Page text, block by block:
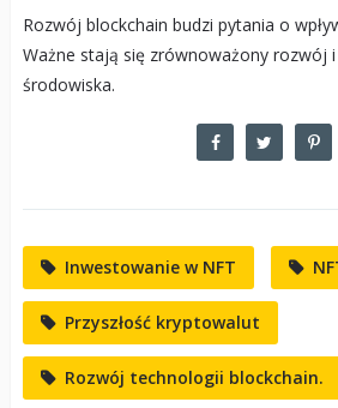
Rozwój blockchain budzi pytania o
Ważne stają się zrównoważony rozwój
środowiska.
Inwestowanie w NFT
Przyszłość kryptowalut
Rozwój technologii blockchain.